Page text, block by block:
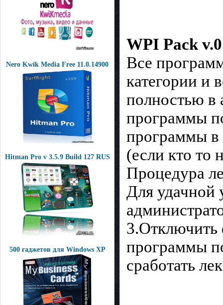
Nero Kwik Media Free 11.0.14900
Hitman Pro v 3.5.9 Build 127 RUS
500 гаджетов для Windows XP
WPI Pack
Все
категории и
полностью в
программы
программы в
(если кто то
Процедура
Для удачной
3.Отключить
программы
сработать